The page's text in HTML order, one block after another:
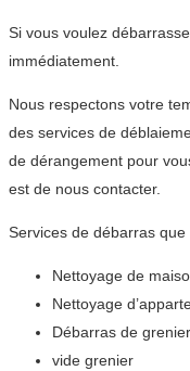
Si vous voulez
immédiatement.
Nous respectons votre
des services de
de dérangement pour
est de nous contacter.
Services de débarras
Nettoyage de
Nettoyage
Débarras de grenier
vide grenier